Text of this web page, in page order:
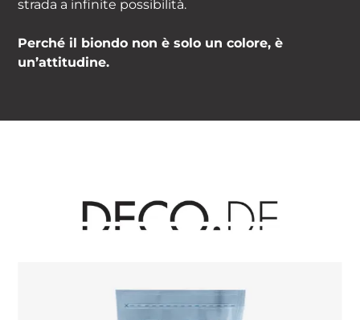
strada a infinite possibilità.
Perché il biondo non è solo un colore, è
un’attitudine.